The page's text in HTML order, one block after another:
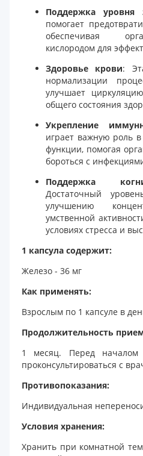
Поддержка уровня
помогает
обеспечивая
кислородом для
Здоровье крови:
нормализации
улучшает
общего состояния
Укрепление
играет важную роль
функции, помогая
бороться с
Поддержка
Достаточный
улучшению
умственной
условиях стресса и
1 капсула содержит:
Железо - 36 мг
Как применять:
Взрослым по 1 капсуле в
Продолжительность
1 месяц. Перед началом
проконсультироваться с
Противопоказания:
Индивидуальная
Условия хранения:
Хранить при комнатной